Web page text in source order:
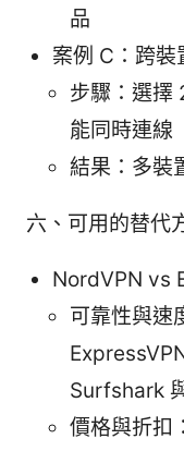
品
案例 C：跨裝
步驟：選擇
能同時連線
結果：多裝
六、可用的替代
NordVPN vs
可靠性與速
Surfshark
價格與折扣